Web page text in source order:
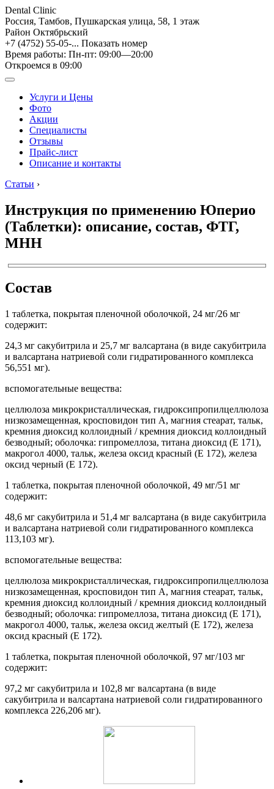
Dental Clinic
Россия, Тамбов, Пушкарская улица, 58, 1 этаж
Район Октябрьский
+7 (4752) 55-05-... Показать номер
Время работы: Пн-пт: 09:00—20:00
Откроемся в 09:00
Услуги и Цены
Фото
Акции
Специалисты
Отзывы
Прайс-лист
Описание и контакты
Статьи ›
Инструкция по применению Юперио
(Таблетки): описание, состав, ФТГ,
МНН
Состав
1 таблетка, покрытая пленочной оболочкой, 24 мг/26 мг
содержит:
24,3 мг сакубитрила и 25,7 мг валсартана (в виде сакубитрила
и валсартана натриевой соли гидратированного комплекса
56,551 мг).
вспомогательные вещества:
целлюлоза микрокристаллическая, гидроксипропилцеллюлоза
низкозамещенная, кросповидон тип А, магния стеарат, тальк,
кремния диоксид коллоидный / кремния диоксид коллоидный
безводный; оболочка: гипромеллоза, титана диоксид (Е 171),
макрогол 4000, тальк, железа оксид красный (Е 172), железа
оксид черный (Е 172).
1 таблетка, покрытая пленочной оболочкой, 49 мг/51 мг
содержит:
48,6 мг сакубитрила и 51,4 мг валсартана (в виде сакубитрила
и валсартана натриевой соли гидратированного комплекса
113,103 мг).
вспомогательные вещества:
целлюлоза микрокристаллическая, гидроксипропилцеллюлоза
низкозамещенная, кросповидон тип А, магния стеарат, тальк,
кремния диоксид коллоидный / кремния диоксид коллоидный
безводный; оболочка: гипромеллоза, титана диоксид (Е 171),
макрогол 4000, тальк, железа оксид желтый (Е 172), железа
оксид красный (Е 172).
1 таблетка, покрытая пленочной оболочкой, 97 мг/103 мг
содержит:
97,2 мг сакубитрила и 102,8 мг валсартана (в виде
сакубитрила и валсартана натриевой соли гидратированного
комплекса 226,206 мг).